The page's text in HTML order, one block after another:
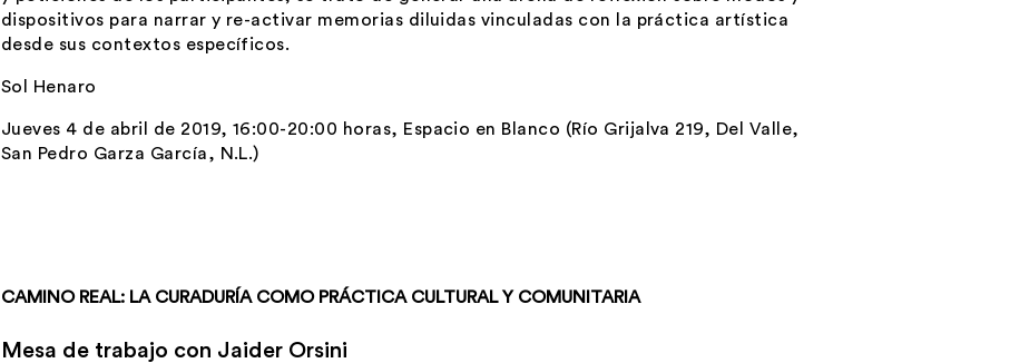
dispositivos para narrar y re-activar memorias diluidas vinculadas con la práctica artística
desde sus contextos específicos.
Sol Henaro
Jueves 4 de abril de 2019, 16:00-20:00 horas, Espacio en Blanco (Río Grijalva 219, Del Valle,
San Pedro Garza García, N.L.)
CAMINO REAL: LA CURADURÍA COMO PRÁCTICA CULTURAL Y COMUNITARIA
Mesa de trabajo con Jaider Orsini